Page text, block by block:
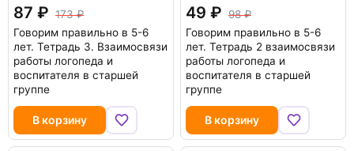
87
173
Говорим правильно в 5-6
лет. Тетрадь 3. Взаимосвязи
работы логопеда и
воспитателя в старшей
группе
В корзину
49
98
Говорим правильно в 5-6
лет. Тетрадь 2 взаимосвязи
работы логопеда и
воспитателя в старшей
группе
В корзину